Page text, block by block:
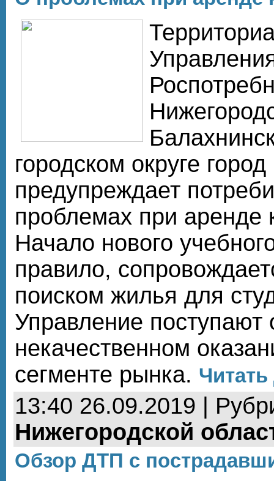
городском округе
предупреждает
проблемах при аренде
Начало нового
правило,
поиском жилья для
Управление
некачественном
сегменте рынка.
13:40 26.09.2019 |
Нижегородской
Обзор ДТП с